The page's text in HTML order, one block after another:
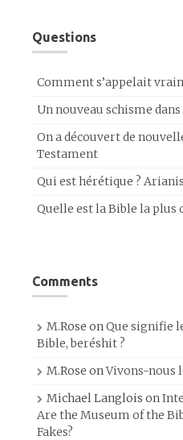
Questions
Comment s’appelait
Un nouveau schisme
On a découvert de
Testament
Qui est hérétique ?
Quelle est la Bible la plus
Comments
M.Rose onQue signifie
Bible, beréshit ?
M.Rose onVivons-nous
Michael Langlois on
Are the Museum of the
Fakes?